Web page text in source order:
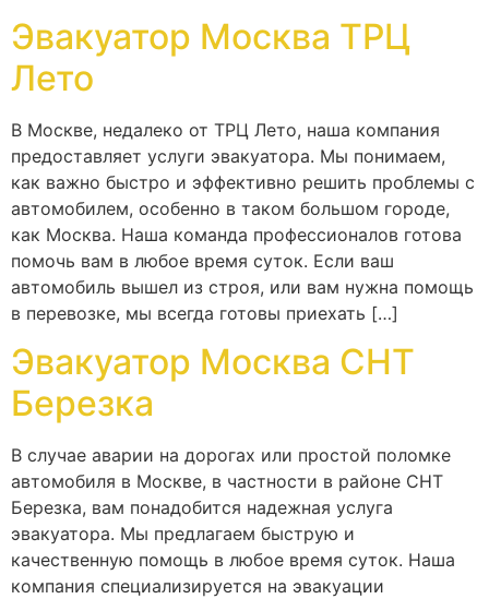
Эвакуатор Москва ТРЦ
Лето
В Москве, недалеко от ТРЦ Лето, наша компания
предоставляет услуги эвакуатора. Мы понимаем,
как важно быстро и эффективно решить проблемы с
автомобилем, особенно в таком большом городе,
как Москва. Наша команда профессионалов готова
помочь вам в любое время суток. Если ваш
автомобиль вышел из строя, или вам нужна помощь
в перевозке, мы всегда готовы приехать […]
Эвакуатор Москва СНТ
Березка
В случае аварии на дорогах или простой поломке
автомобиля в Москве, в частности в районе СНТ
Березка, вам понадобится надежная услуга
эвакуатора. Мы предлагаем быструю и
качественную помощь в любое время суток. Наша
компания специализируется на эвакуации